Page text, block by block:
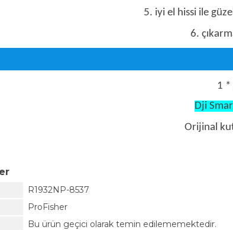
5. iyi el hissi ile
6.
1 *
Dji
Orijinal
R1932NP-8537
ProFisher
Bu ürün geçici olarak temin edilememektedir.